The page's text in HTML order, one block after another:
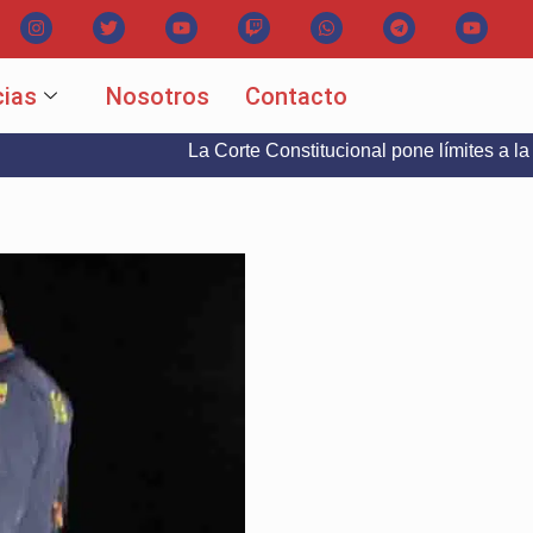
Nosotros Contacto
La Corte Constitucional pone límites a la libertad